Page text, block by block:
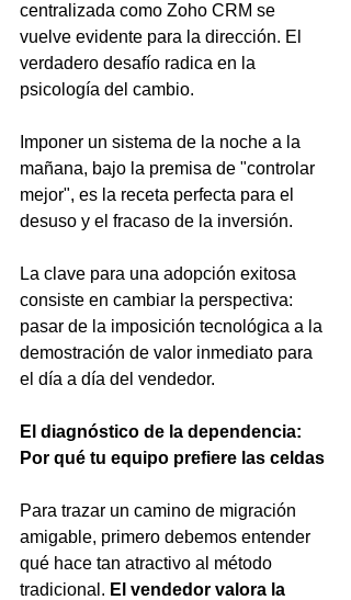
centralizada como Zoho CRM se
vuelve evidente para la dirección. El
verdadero desafío radica en la
psicología del cambio.
Imponer un sistema de la noche a la
mañana, bajo la premisa de "controlar
mejor", es la receta perfecta para el
desuso y el fracaso de la inversión.
La clave para una adopción exitosa
consiste en cambiar la perspectiva:
pasar de la imposición tecnológica a la
demostración de valor inmediato para
el día a día del vendedor.
El diagnóstico de la dependencia:
Por qué tu equipo prefiere las celdas
Para trazar un camino de migración
amigable, primero debemos entender
qué hace tan atractivo al método
tradicional. El vendedor valora la